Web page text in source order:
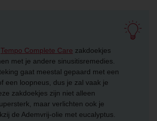
Tempo Complete Care zakdoekjes
met je andere sinusitisremedies.
gaat meestal gepaard met een
een loopneus, dus je zal vaak je
zakdoekjes zijn niet alleen
maar verlichten ook je
de Ademvrij-olie met eucalyptus.